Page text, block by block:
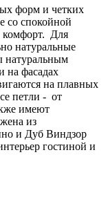
форм и четких
со спокойной
комфорт. Для
натуральные
натуральным
на фасадах
на плавных
петли - от
имеют
из
и Дуб Виндзор
гостиной и